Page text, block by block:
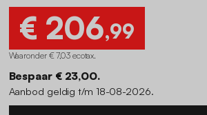
€ 206,99
Waaronder € 7,03 ecotax.
Bespaar € 23,00.
Aanbod geldig t/m 18-08-2026.